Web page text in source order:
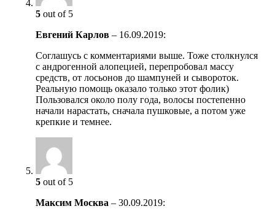
5 out of 5
Евгений Карлов – 16.09.2019:
Cоглашусь с комментариями выше. Тоже столкнулся
с андрогенной алопецией, перепробовал массу
средств, от лосьонов до шампуней и сывороток.
Реальную помощь оказало только этот фолик)
Пользовался около полу года, волосы постепенно
начали нарастать, сначала пушковые, а потом уже
крепкие и темнее.
5 out of 5
Максим Москва – 30.09.2019: